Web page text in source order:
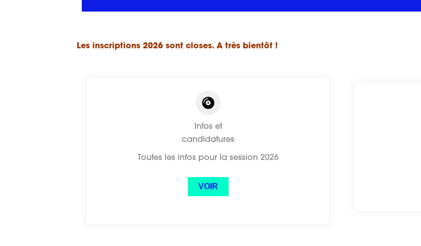
Les inscriptions 2026 sont closes. A très bientôt !
Infos et
candidatures
Toutes les infos pour la session 2026
VOIR